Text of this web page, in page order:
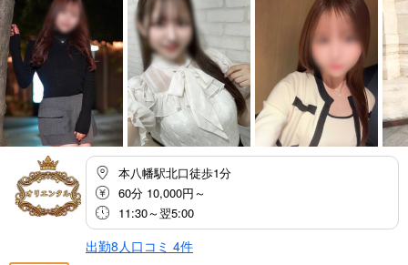
本八幡駅北口徒歩1分
60分 10,000円～
11:30～翌5:00
出勤8人口コミ 4件